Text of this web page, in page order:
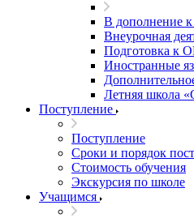
В дополнение к
Внеурочная
Подготовка к
Иностранные
Летняя школа
Поступление
Поступление
Сроки и порядок
Стоимость обучения
Экскурсия по школе
Учащимся